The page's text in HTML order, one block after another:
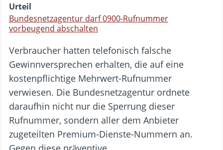
Urteil
Bundesnetzagentur darf 0900-Rufnummer
vorbeugend abschalten
Verbraucher hatten telefonisch falsche
Gewinnversprechen erhalten, die auf eine
kostenpflichtige Mehrwert-Rufnummer
verwiesen. Die Bundesnetzagentur ordnete
daraufhin nicht nur die Sperrung dieser
Rufnummer, sondern aller dem Anbieter
zugeteilten Premium-Dienste-Nummern an.